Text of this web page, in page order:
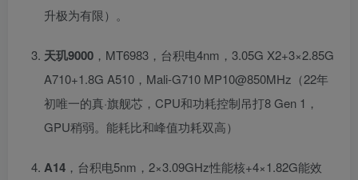
升极为有限）。
天玑9000 ，MT6983，台积电4nm，3.05G X2+3×2.85G
A710+1.8G A510，Mali-G710 MP10@850MHz（22年
初唯一的真·旗舰芯，CPU和功耗控制吊打8 Gen 1，
GPU稍弱。能耗比和峰值功耗双高）
A14 ，台积电5nm，2×3.09GHz性能核+4×1.82G能效